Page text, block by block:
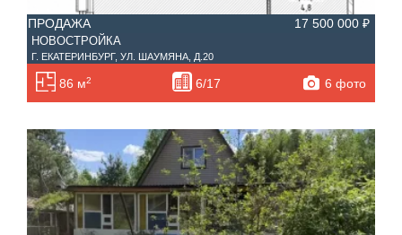
ПРОДАЖА 17 500 000 ₽
НОВОСТРОЙКА
Г. ЕКАТЕРИНБУРГ, УЛ. ШАУМЯНА, Д.20
86 м2 6/17 6 фото